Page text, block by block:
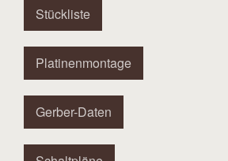
Stückliste
Platinenmontage
Gerber-Daten